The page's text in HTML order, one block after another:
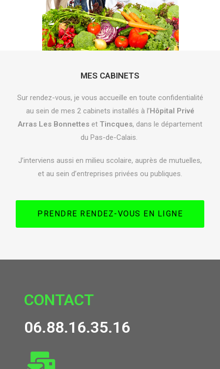
MES CABINETS
Sur rendez-vous, je vous accueille en toute confidentialité
au sein de mes 2 cabinets installés à l’Hôpital Privé
Arras Les Bonnettes et Tincques, dans le département
du Pas-de-Calais.
J’interviens aussi en milieu scolaire, auprès de mutuelles,
et au sein d’entreprises privées ou publiques.
PRENDRE RENDEZ-VOUS EN LIGNE
CONTACT
06.88.16.35.16